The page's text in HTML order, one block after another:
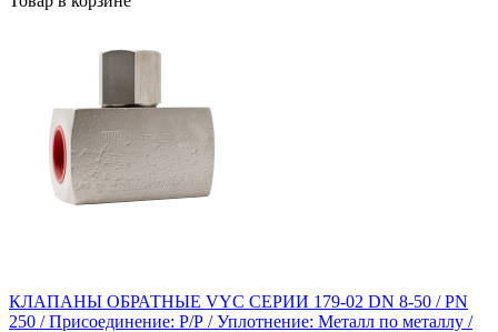
КЛАПАНЫ ОБРАТНЫЕ VYC СЕРИИ 179-02 DN 8-50 / PN
250 / Присоединение: Р/Р / Уплотнение: Металл по металлу /